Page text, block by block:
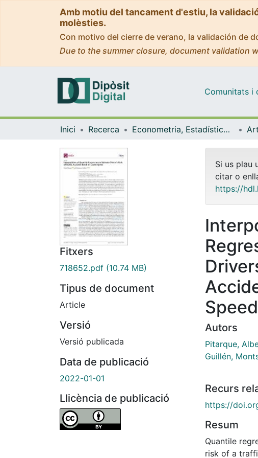
Amb motiu del tancament d'estiu, la
molèsties.
Con motivo del cierre de verano, la validación de
Due to the summer closure, document validation
Comunitats i
Inici Recerca Econometria, Estadística i Economia Aplicada
Fitxers
718652.pdf (10.74 MB)
Tipus de document
Article
Versió
Versió publicada
Data de publicació
2022-01-01
Llicència de publicació
Si us plau
citar o
https://
Speed
Autors
Pitarque,
Guillén,
Recurs
https://
Resum
Quantile
risk of a